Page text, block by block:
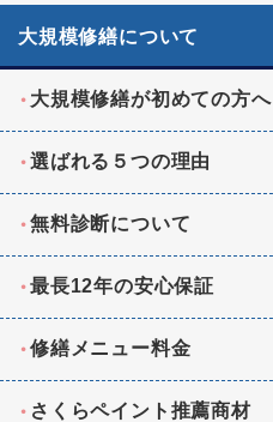
大規模修繕について
大規模修繕が初めての方へ
選ばれる５つの理由
無料診断について
最長12年の安心保証
修繕メニュー料金
さくらペイント推薦商材